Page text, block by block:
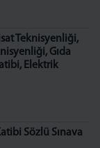
Teknisyenliği,
Gıda
Elektrik
Sözlü Sınava